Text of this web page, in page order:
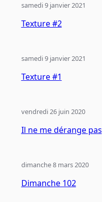
Texture #2
samedi 9 janvier 2021
Texture #1
samedi 9 janvier 2021
Il ne me dérange pas
vendredi 26 juin 2020
Dimanche 102
dimanche 8 mars 2020